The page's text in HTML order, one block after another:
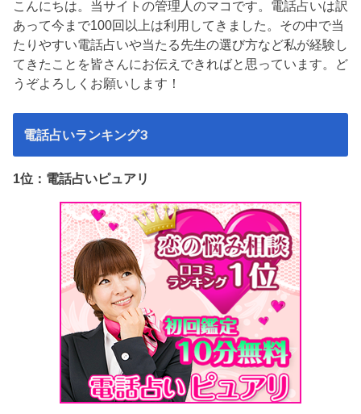
こんにちは。当サイトの管理人のマコです。電話占いは訳
あって今まで100回以上は利用してきました。その中で当
たりやすい電話占いや当たる先生の選び方など私が経験し
てきたことを皆さんにお伝えできればと思っています。ど
うぞよろしくお願いします！
電話占いランキング3
1位：電話占いピュアリ